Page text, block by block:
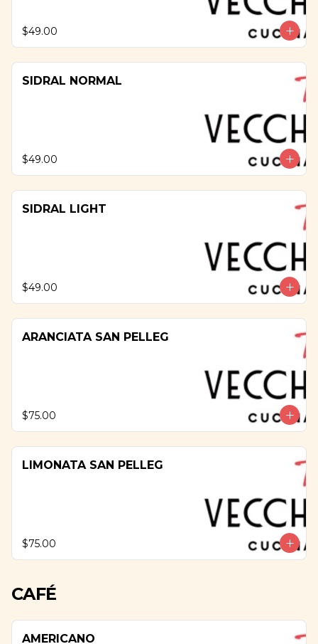
$49.00
SIDRAL NORMAL
$49.00
SIDRAL LIGHT
$49.00
ARANCIATA SAN PELLEG
$75.00
LIMONATA SAN PELLEG
$75.00
CAFÉ
AMERICANO